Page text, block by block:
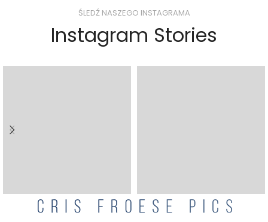
ŚLEDŹ NASZEGO INSTAGRAMA
Instagram Stories